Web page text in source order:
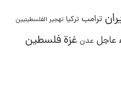
ترامب تركيا تهجير الفلسطينيين
عاجل عدن غزةفلسطين